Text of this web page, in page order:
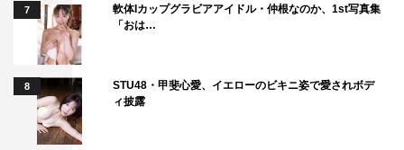
7
軟体Iカップグラビアアイドル・仲根なのか、1st写真集
「おは…
8
STU48・甲斐心愛、イエローのビキニ姿で愛されボデ
ィ披露